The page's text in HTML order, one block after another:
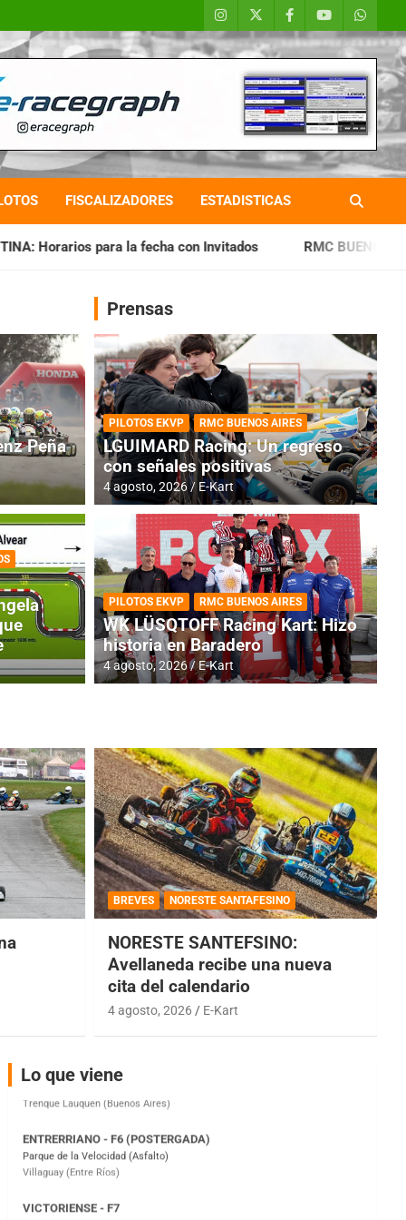
FISCALIZADORES ESTADISTICAS
fecha con Invitados RMC BUENOS AIRES: Cerró una
Horarios para la
Peña
Prensas
PILOTOS EKVP RMC BUENOS AIRES
LGUIMARD Racing: Un regreso
con señales positivas
4 agosto, 2026 E-Kart
PILOTOS EKVP RMC BUENOS AIRES
WK LÜSQTOFF Racing Kart: Hizo
historia en Baradero
4 agosto, 2026 E-Kart
BREVES NORESTE SANTAFESINO
NORESTE SANTEFSINO:
Avellaneda recibe una nueva
cita del calendario
4 agosto, 2026 E-Kart
Lo que viene
COBERTURA ESPECIAL DE E-KART.COM.AR
Ramiro Tot (Asfalto)
Baradero (Buenos Aires)
Ciudad de Trenque Lauquen (Asfalto)
Parque de la Velocidad (Asfalto)
VICTORIENSE - F7
El Cerro (Tierra)
Victoria (Entre Ríos)
PATAGONICO - F6